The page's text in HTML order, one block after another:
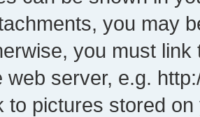
you may
you must
web server, e.g.
to pictures stored